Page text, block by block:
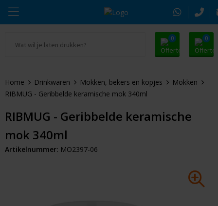
0 0
Drinkwaren
Tassen & Reizen
Alle promosnoepje
Zomer
Kerst
Thule
Alle merken
Home Drinkwaren Mokken, bekers en kopjes
Mokken
RIBMUG - Geribbelde keramische mok 340ml
RIBMUG - Geribbelde keramische
mok 340ml
Artikelnummer: MO2397-06